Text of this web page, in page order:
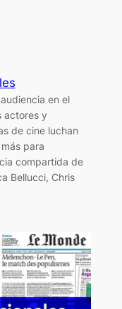
en el
actores y
de cine luchan
para
compartida de
Bellucci, Chris